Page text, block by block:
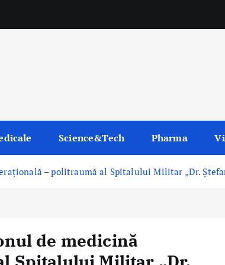
Science&Tech Pharma
– politraumă al Spitalului Militar „Dr.
de medicină